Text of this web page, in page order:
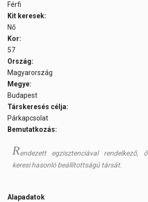
Férfi
Kit keresek:
Nő
Kor:
57
Ország:
Magyarország
Megye:
Budapest
Társkeresés célja:
Párkapcsolat
Bemutatkozás:
Rendezett egzisztenciával rendelkező,
keresi hasonló beállítottságú társát.
Alapadatok